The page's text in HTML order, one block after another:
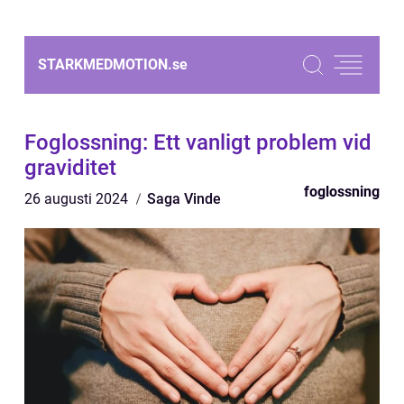
STARKMEDMOTION.se
Foglossning: Ett vanligt problem vid
graviditet
26 augusti 2024 Saga Vinde foglossning